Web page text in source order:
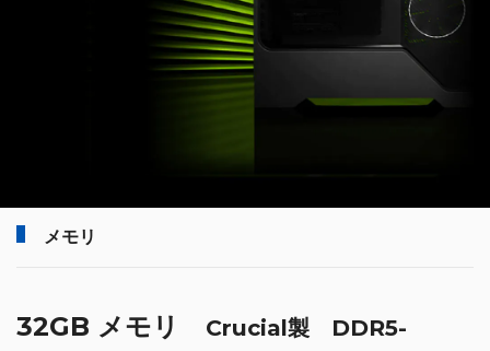
メモリ
32GB メモリ
Crucial製 DDR5-